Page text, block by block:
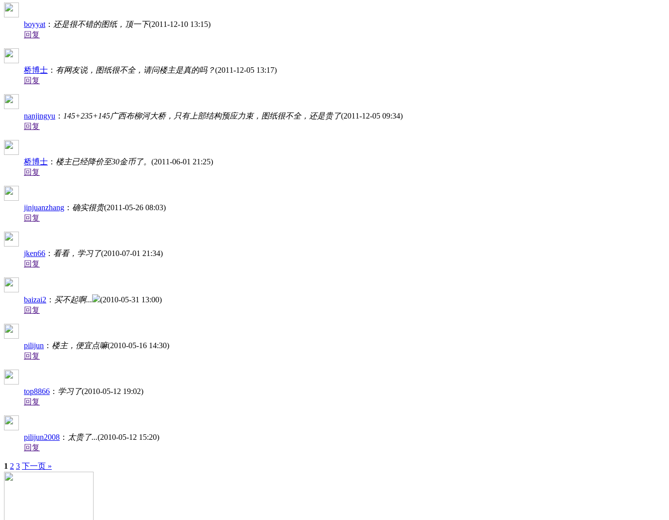
boyyat ： 还是很不错的图纸，顶一下(2011-12-10 13:15)
回复
桥博士 ： 有网友说，图纸很不全，请问楼主是真的吗？(2011-12-05 13:17)
回复
nanjingyu ： 145+235+145广西布柳河大桥，只有上部结构预应力束，图纸很不全，还是贵了(2011-12-05 09:34)
回复
桥博士 ： 楼主已经降价至30金币了。 (2011-06-01 21:25)
回复
jinjuanzhang ： 确实很贵(2011-05-26 08:03)
回复
jken66 ： 看看，学习了(2010-07-01 21:34)
回复
baizai2 ： 买不起啊...
(2010-05-31 13:00)
回复
pilijun ： 楼主，便宜点嘛(2010-05-16 14:30)
回复
top8866 ： 学习了(2010-05-12 19:02)
回复
pilijun2008 ： 太贵了...(2010-05-12 15:20)
回复
1 2 3 下一页 »